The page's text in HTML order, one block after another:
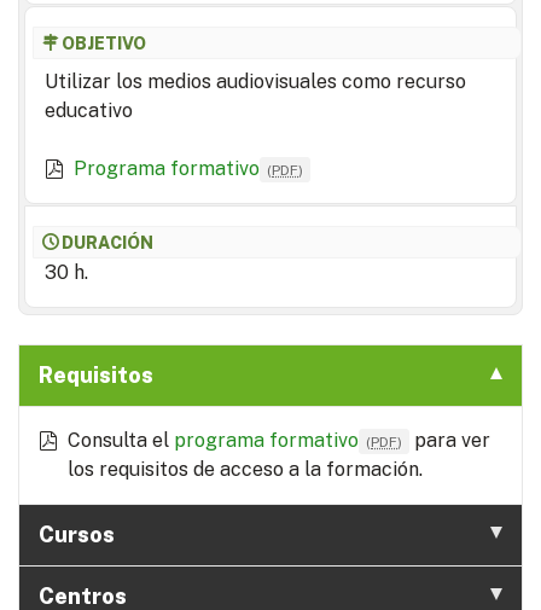
OBJETIVO
Utilizar los medios audiovisuales como recurso
educativo
Programa formativo (PDF)
DURACIÓN
30 h.
Requisitos
Consulta el programa formativo (PDF)
para ver
los requisitos de acceso a la formación.
Cursos
Centros